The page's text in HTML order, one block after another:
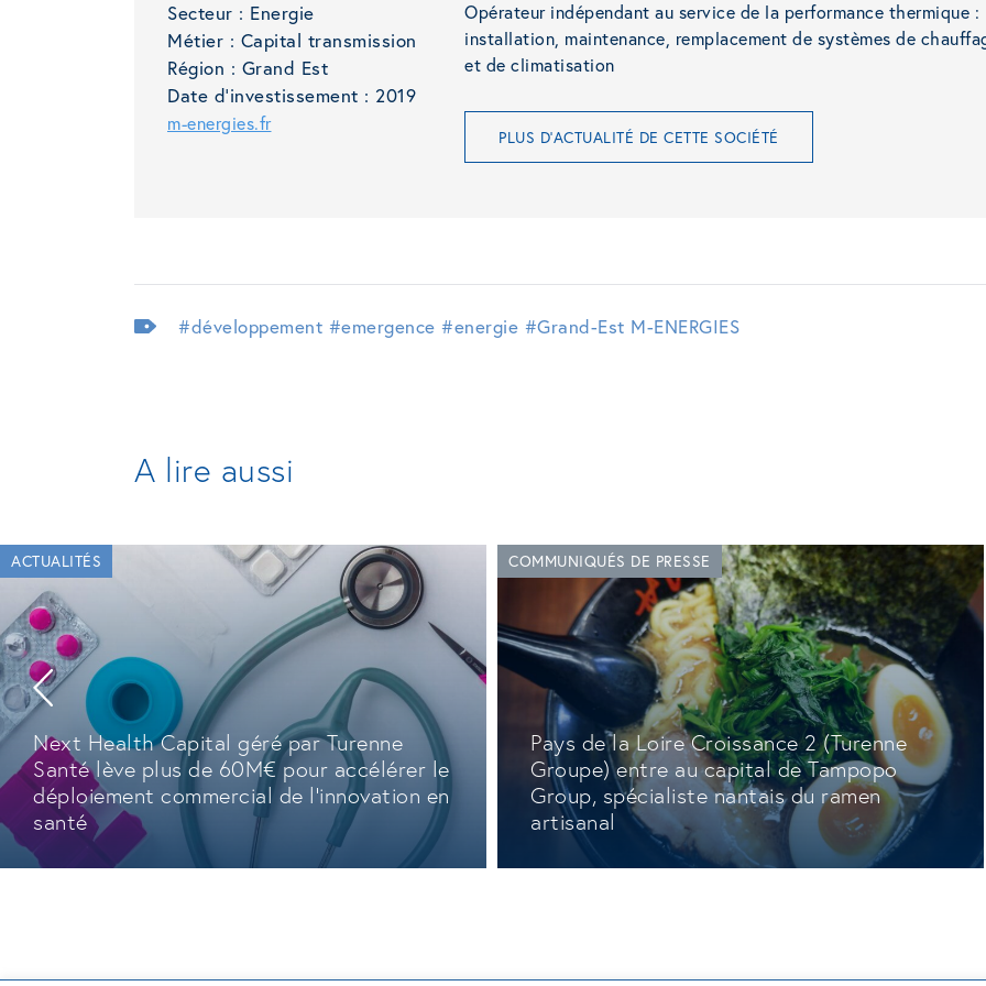
Secteur : Energie
Métier : Capital transmission
Région : Grand Est
Date d'investissement : 2019
m-energies.fr
Opérateur indépendant au service de la performance thermique :
installation, maintenance, remplacement de systèmes de
et de climatisation
PLUS D'ACTUALITÉ DE CETTE SOCIÉTÉ
#développement #emergence #energie #Grand-Est M-ENERGIES
A lire aussi
ACTUALITÉS
Next Health Capital géré par Turenne
Santé lève plus de 60M€ pour accélérer le
déploiement commercial de l'innovation en
santé
COMMUNIQUÉS DE PRESSE
Pays de la Loire Croissance 2 (Turenne
Groupe) entre au capital de Tampopo
Group, spécialiste nantais du ramen
artisanal